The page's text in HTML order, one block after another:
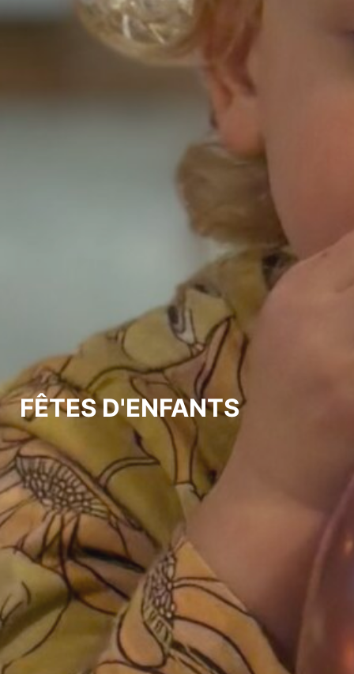
FÊTES D'ENFANTS